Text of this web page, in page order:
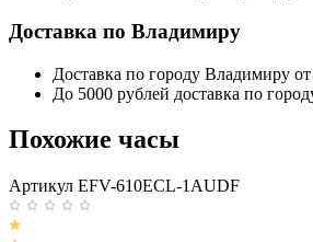
Доставка по Владимиру
Доставка по городу Владимиру
До 5000 рублей доставка по
Похожие часы
Артикул EFV-610ECL-1AUDF